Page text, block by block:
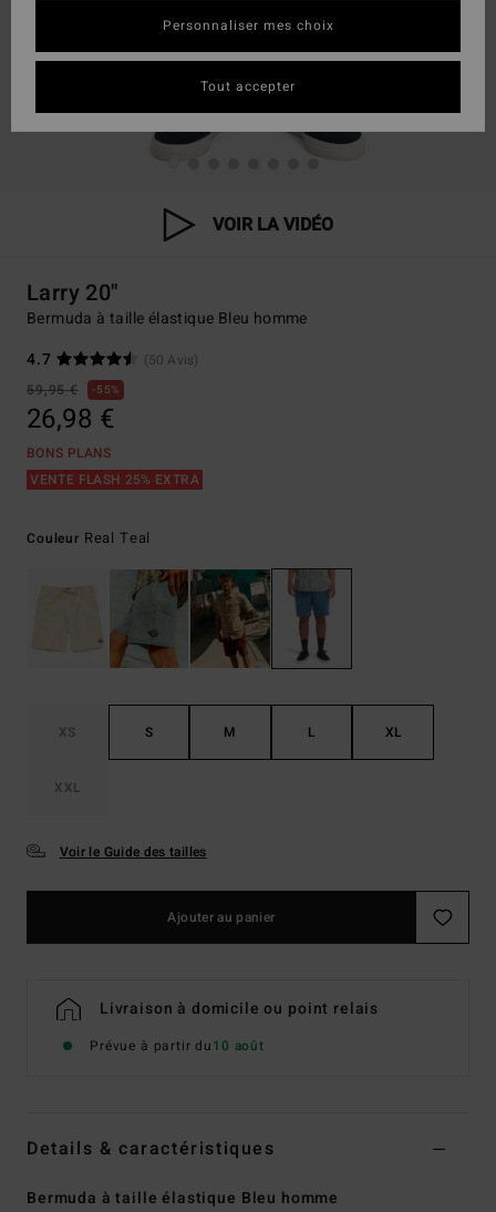
VOIR LA VIDÉO
Larry 20"
Bermuda à taille élastique Bleu homme
4.7
(50 Avis)
59,95 €
55%
26,98 €
BONS PLANS
VENTE FLASH 25% EXTRA
Couleur Real Teal
XS S M L XL
XXL
Voir le Guide des tailles
Ajouter au panier
Livraison à domicile ou point relais
Prévue à partir du10 août
Details & caractéristiques
Bermuda à taille élastique Bleu homme
Personnaliser mes choix
Tout accepter